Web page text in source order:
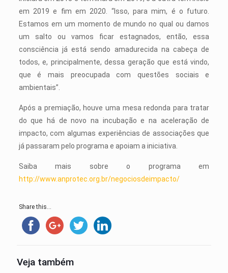
em 2019 e fim em 2020. “Isso, para mim, é o futuro.
Estamos em um momento de mundo no qual ou damos
um salto ou vamos ficar estagnados, então, essa
consciência já está sendo amadurecida na cabeça de
todos, e, principalmente, dessa geração que está vindo,
que é mais preocupada com questões sociais e
ambientais”.
Após a premiação, houve uma mesa redonda para tratar
do que há de novo na incubação e na aceleração de
impacto, com algumas experiências de associações que
já passaram pelo programa e apoiam a iniciativa.
Saiba mais sobre o programa em
http://www.anprotec.org.br/negociosdeimpacto/
Share this...
Veja também